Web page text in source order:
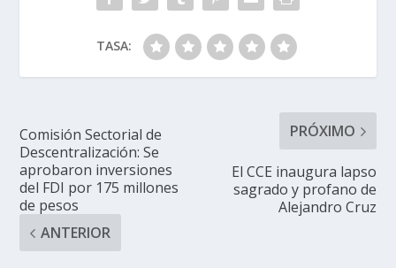
TASA:
Comisión Sectorial de
Descentralización: Se
aprobaron inversiones
del FDI por 175 millones
de pesos
ANTERIOR
PRÓXIMO
El CCE inaugura lapso
sagrado y profano de
Alejandro Cruz